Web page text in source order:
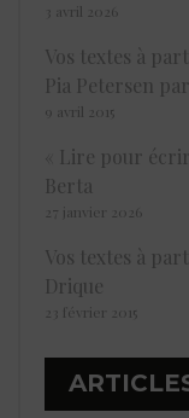
3 avril 2026
Vos textes à
Pia Petersen
9 avril 2015
« Lire pour
Berta
27 janvier 2026
Vos textes à
Drique
23 février 2015